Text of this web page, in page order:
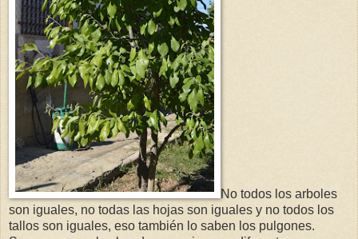
No todos los arboles
son iguales, no todas las hojas son iguales y no todos los
tallos son iguales, eso también lo saben los pulgones.